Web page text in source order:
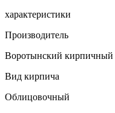
характеристики
Производитель
Воротынский кирпичный
Вид кирпича
Облицовочный